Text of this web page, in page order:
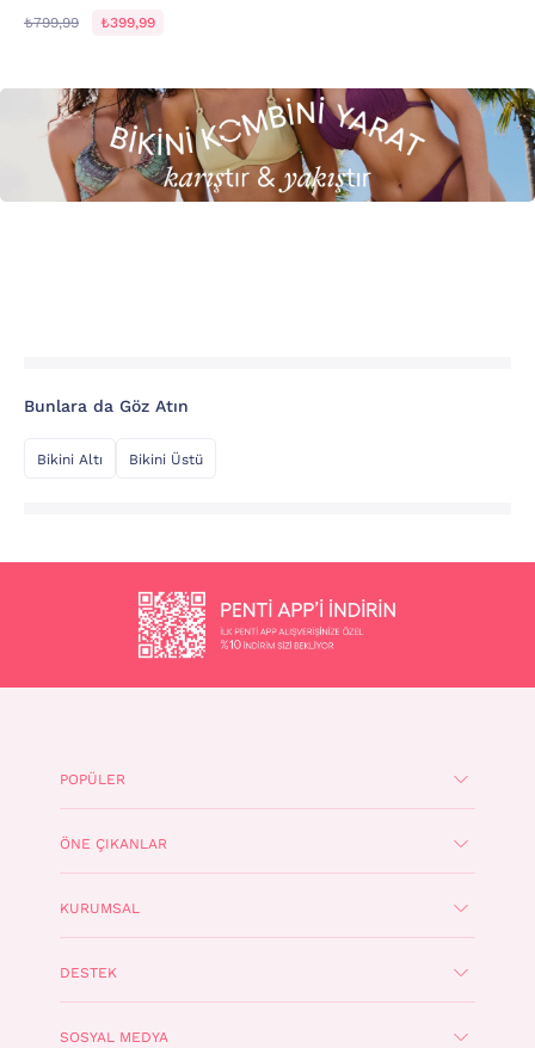
₺799,99 ₺399,99
Bunlara da Göz Atın
Bikini Altı Bikini Üstü
POPÜLER
ÖNE ÇIKANLAR
KURUMSAL
DESTEK
SOSYAL MEDYA